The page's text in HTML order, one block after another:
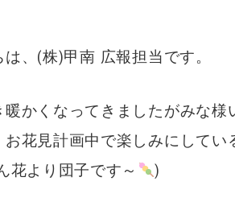
は、(株)甲南 広報担当です。
暖かくなってきましたがみな様
花見計画中で楽しみにしてい
花より団子です～
)